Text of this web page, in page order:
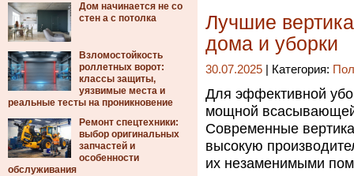
Дом начинается не со
стен а с потолка
Взломостойкость
роллетных ворот:
классы защиты,
уязвимые места и
реальные тесты на проникновение
Ремонт спецтехники:
выбор оригинальных
запчастей и
особенности
обслуживания
Лучшие
дома и уборки
30.07.2025 | Категория:
Для эффективной
мощной всасывающей
Современные
высокую
их незаменимыми